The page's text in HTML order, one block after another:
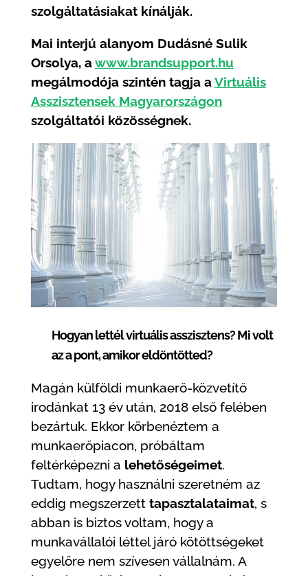
szolgáltatásiakat kínálják.
Mai interjú alanyom Dudásné Sulik
Orsolya, awww.brandsupport.hu
megálmodója szintén tagja aVirtuális
Asszisztensek Magyarországon
szolgáltatói közösségnek.
Hogyan lettél virtuális asszisztens? Mi volt
az a pont, amikor eldöntötted?
Magán külföldi munkaerő-közvetítő
irodánkat 13 év után, 2018 első felében
bezártuk. Ekkor körbenéztem a
munkaerőpiacon, próbáltam
feltérképezni a lehetőségeimet.
Tudtam, hogy használni szeretném az
eddig megszerzett tapasztalataimat, s
abban is biztos voltam, hogy a
munkavállalói léttel járó kötöttségeket
egyelőre nem szívesen vállalnám. A